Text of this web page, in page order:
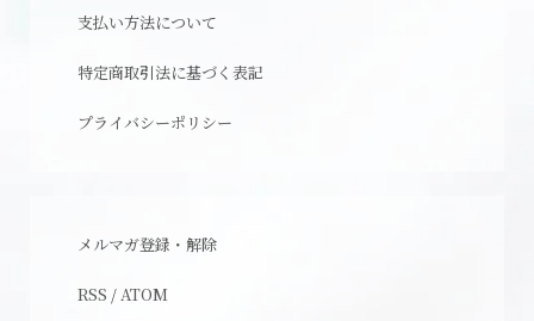
支払い方法について
特定商取引法に基づく表記
プライバシーポリシー
メルマガ登録・解除
RSS /ATOM